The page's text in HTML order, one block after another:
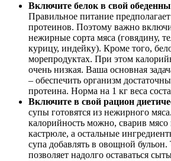
Включите белок в свой
Правильное питание
протеинов. Поэтому важно
нежирные сорта мяса (говядину,
курицу, индейку). Кроме того,
морепродуктах. При этом
очень низкая. Ваша основная
– обеспечить организм
протеина. Норма на 1 кг веса
Включите в свой рацион
супы готовятся из нежирного
калорийность можно, сварив мясо
кастрюле, а остальные
супа добавлять в овощной
позволяет надолго оставаться